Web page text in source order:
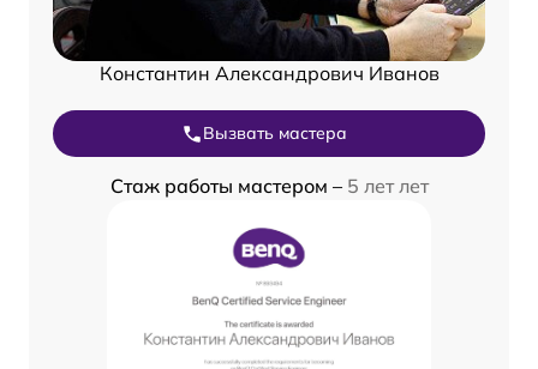
Константин Александрович Иванов
Вызвать мастера
Стаж работы мастером – 5 лет лет